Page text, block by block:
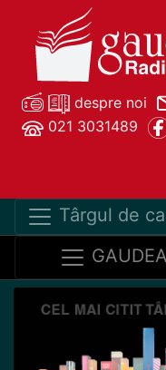
despre noi
021 3031489
Târgul de